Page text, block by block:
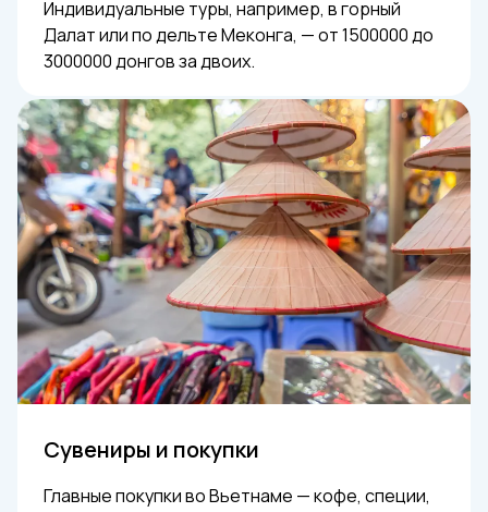
Индивидуальные туры, например, в горный
Далат или по дельте Меконга, — от 1500000 до
3000000 донгов за двоих.
Сувениры и покупки
Главные покупки во Вьетнаме — кофе, специи,